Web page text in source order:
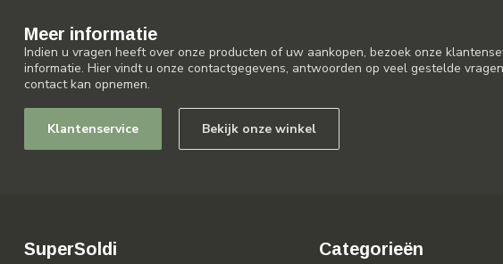
Meer informatie
Indien u vragen heeft over onze producten of uw aankopen, bezoek onze
informatie. Hier vindt u onze contactgegevens, antwoorden op veel gestelde
contact kan opnemen.
Klantenservice Bekijk onze winkel
SuperSoldi Categorieën